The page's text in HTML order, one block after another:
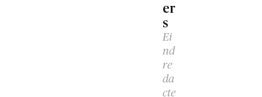
er
s
Ei
nd
re
da
cte